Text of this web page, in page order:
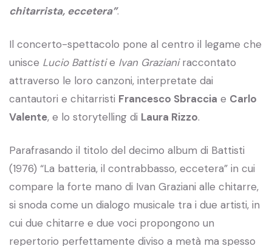
chitarrista, eccetera”.
Il concerto-spettacolo pone al centro il legame che
unisce Lucio Battistie Ivan Grazianiraccontato
attraverso le loro canzoni, interpretate dai
cantautori e chitarristi Francesco Sbraccia e Carlo
Valente, e lo storytelling di Laura Rizzo.
Parafrasando il titolo del decimo album di Battisti
(1976) “La batteria, il contrabbasso, eccetera” in cui
compare la forte mano di Ivan Graziani alle chitarre,
si snoda come un dialogo musicale tra i due artisti, in
cui due chitarre e due voci propongono un
repertorio perfettamente diviso a metà ma spesso